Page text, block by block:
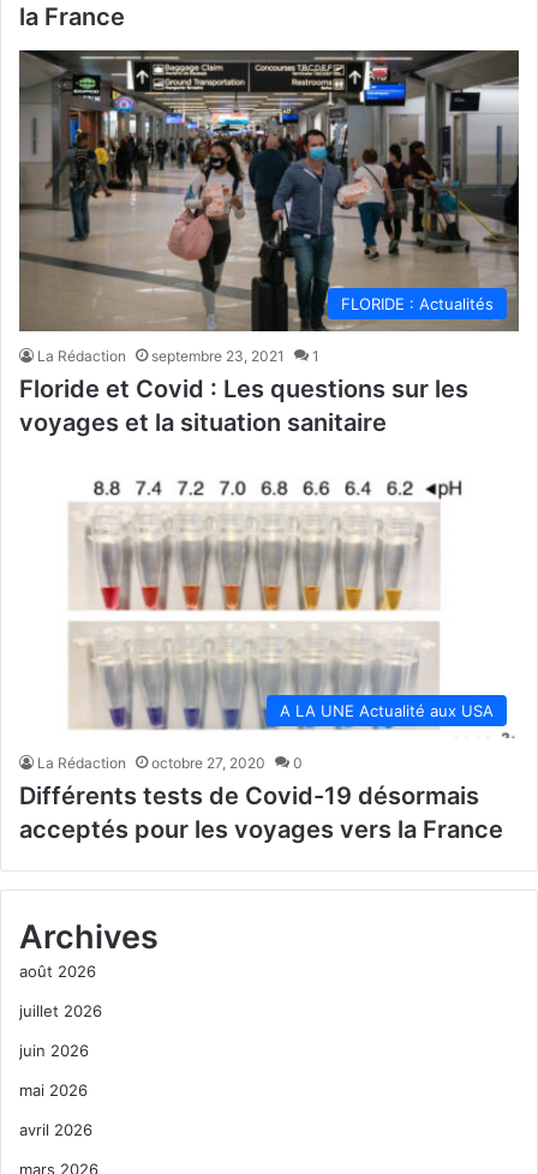
la France
FLORIDE : Actualités
La Rédaction septembre 23, 2021 1
Floride et Covid : Les questions sur les
voyages et la situation sanitaire
A LA UNE Actualité aux USA
La Rédaction octobre 27, 2020 0
Différents tests de Covid-19 désormais
acceptés pour les voyages vers la France
Archives
août 2026
juillet 2026
juin 2026
mai 2026
avril 2026
mars 2026